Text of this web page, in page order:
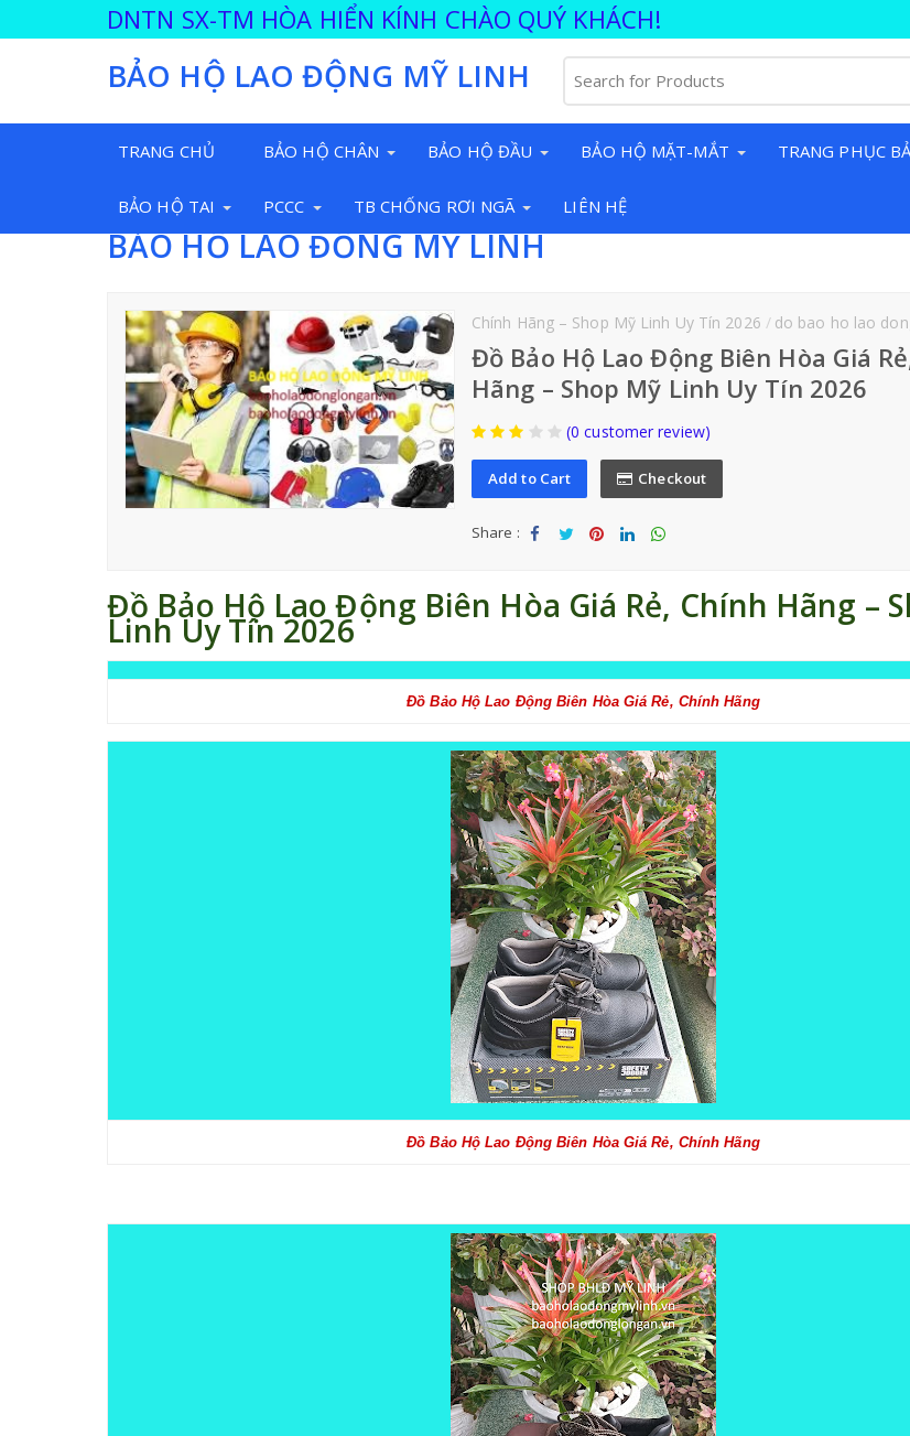
DNTN SX-TM HÒA HIỂN KÍNH CHÀO QUÝ KHÁCH!
BẢO HỘ LAO ĐỘNG MỸ LINH
TRANG CHỦ BẢO HỘ CHÂN BẢO HỘ ĐẦU BẢO HỘ MẶT-MẮT TRANG PHỤC
BẢO HỘ TAI PCCC TB CHỐNG RƠI NGÃ LIÊN HỆ
BẢO HỘ LAO ĐỘNG MỸ LINH
Chính Hãng – Shop Mỹ Linh Uy Tín 2026 do bao ho lao dong
Đồ Bảo Hộ Lao Động Biên Hòa Giá
Hãng – Shop Mỹ Linh Uy Tín 2026
(0 customer review)
Add to Cart Checkout
Share :
re
eet
re
re
re
Đồ Bảo Hộ Lao Động Biên Hòa Giá Rẻ, Chính Hãng –
Linh Uy Tín 2026
Đồ Bảo Hộ Lao Động Biên Hòa Giá Rẻ, Chính Hãng
Đồ Bảo Hộ Lao Động Biên Hòa Giá Rẻ, Chính Hãng